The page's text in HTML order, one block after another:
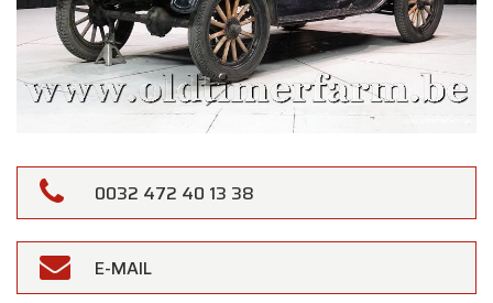
0032 472 40 13 38
E-MAIL